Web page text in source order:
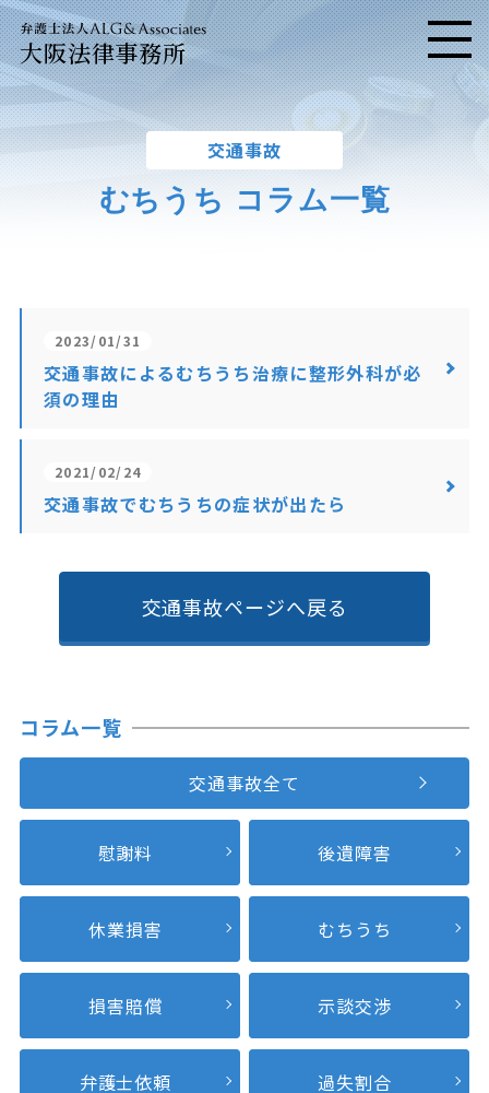
大阪法律事務所 メニ
交通事故
むちうち コラム一覧
2023/01/31
交通事故によるむちうち治療に整形外科が必
須の理由
2021/02/24
交通事故でむちうちの症状が出たら
交通事故ページへ戻る
コラム一覧
交通事故全て
慰謝料 後遺障害
休業損害 むちうち
損害賠償 示談交渉
弁護士依頼 過失割合